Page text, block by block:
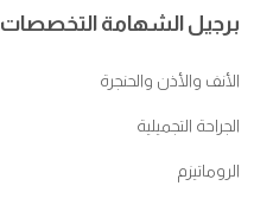
برجيل الشهامة التخصصات
الأنف والأذن والحنجرة
الجراحة التجميلية
الروماتيزم